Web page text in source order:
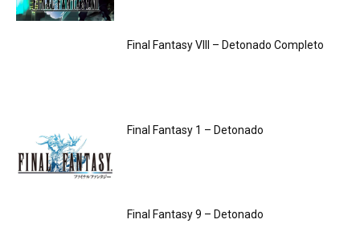
Final Fantasy VIII – Detonado Completo
Final Fantasy 1 – Detonado
Final Fantasy 9 – Detonado